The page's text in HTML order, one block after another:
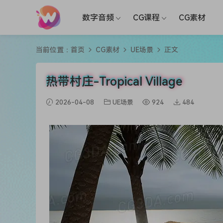
数字音频 CG课程 CG素材
当前位置： 首页 CG素材 UE场景 正文
热带村庄-Tropical Village
2026-04-08 UE场景 924 484